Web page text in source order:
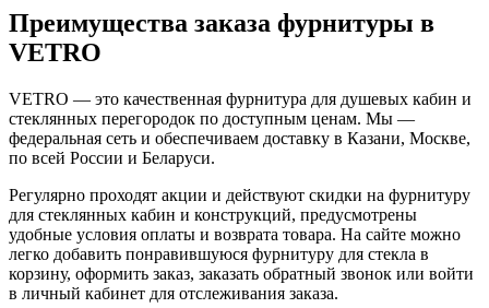
Преимущества заказа фурнитуры в
VETRO
VETRO — это качественная фурнитура для душевых кабин и
стеклянных перегородок по доступным ценам. Мы —
федеральная сеть и обеспечиваем доставку в Казани, Москве,
по всей России и Беларуси.
Регулярно проходят акции и действуют скидки на фурнитуру
для стеклянных кабин и конструкций, предусмотрены
удобные условия оплаты и возврата товара. На сайте можно
легко добавить понравившуюся фурнитуру для стекла в
корзину, оформить заказ, заказать обратный звонок или войти
в личный кабинет для отслеживания заказа.